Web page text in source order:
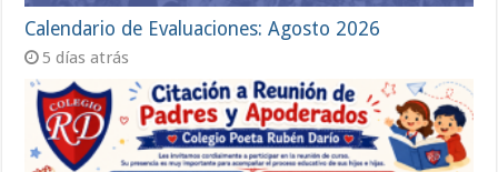
Calendario de Evaluaciones: Agosto 2026
5 días atrás